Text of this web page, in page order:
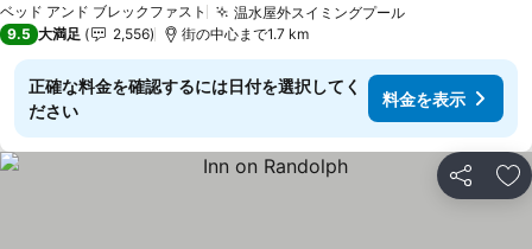
ベッド アンド ブレックファスト 温水屋外スイミングプール料金を表示
9.5 大満足 2,556 街の中心まで1.7 km
正確な料金を確認するには日付を選択してく
ださい
料金を表示
シェア お